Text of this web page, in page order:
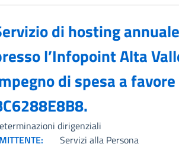
di hosting
l’Infopoint Alta
di spesa a
dirigenziali
Servizi alla Persona